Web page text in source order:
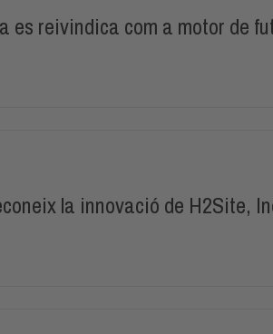
es reivindica com a motor de
la innovació de H2Site,